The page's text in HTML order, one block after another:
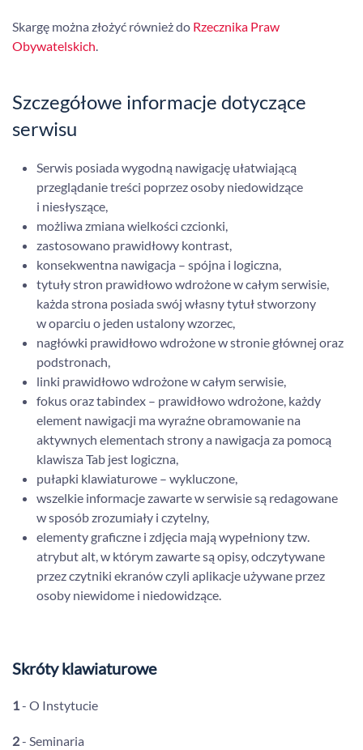
Skargę można złożyć również do Rzecznika Praw
Obywatelskich.
Szczegółowe informacje dotyczące
serwisu
Serwis posiada wygodną nawigację ułatwiającą
przeglądanie treści poprzez osoby niedowidzące
i niesłyszące,
możliwa zmiana wielkości czcionki,
zastosowano prawidłowy kontrast,
konsekwentna nawigacja – spójna i logiczna,
tytuły stron prawidłowo wdrożone w całym serwisie,
każda strona posiada swój własny tytuł stworzony
w oparciu o jeden ustalony wzorzec,
nagłówki prawidłowo wdrożone w stronie głównej oraz
podstronach,
linki prawidłowo wdrożone w całym serwisie,
fokus oraz tabindex – prawidłowo wdrożone, każdy
element nawigacji ma wyraźne obramowanie na
aktywnych elementach strony a nawigacja za pomocą
klawisza Tab jest logiczna,
pułapki klawiaturowe – wykluczone,
wszelkie informacje zawarte w serwisie są redagowane
w sposób zrozumiały i czytelny,
elementy graficzne i zdjęcia mają wypełniony tzw.
atrybut alt, w którym zawarte są opisy, odczytywane
przez czytniki ekranów czyli aplikacje używane przez
osoby niewidome i niedowidzące.
Skróty klawiaturowe
1- O Instytucie
2- Seminaria